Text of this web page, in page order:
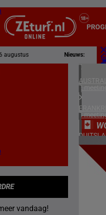
augustus Nieuws:
vandaag!
2
3
BELGIË
1
7
17/11/